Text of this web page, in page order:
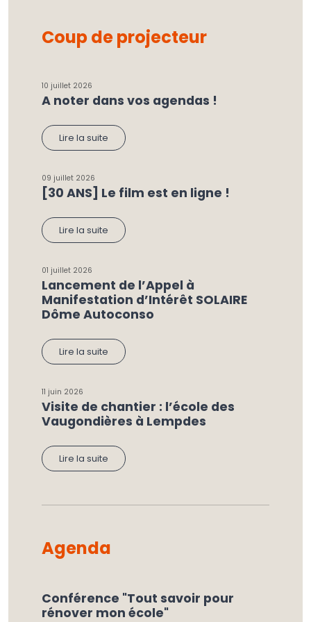
Coup de projecteur
10 juillet 2026
A noter dans vos agendas !
Lire la suite
09 juillet 2026
[30 ANS] Le film est en ligne !
Lire la suite
01 juillet 2026
Lancement de l’Appel à
Manifestation d’Intérêt SOLAIRE
Dôme Autoconso
Lire la suite
11 juin 2026
Visite de chantier : l’école des
Vaugondières à Lempdes
Lire la suite
Agenda
Conférence "Tout savoir pour
rénover mon école"